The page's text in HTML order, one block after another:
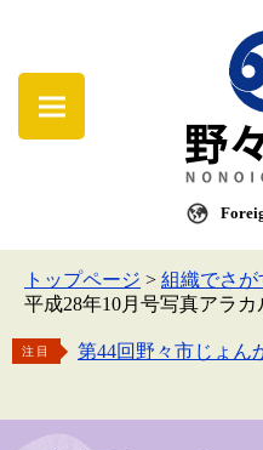
トップページ > 組織でさが
平成28年10月号写真アラカ
注目
第44回野々市じょん